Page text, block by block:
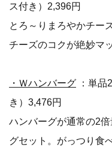
ス付き）2,396円
とろ～りまろやかチー
チーズのコクが絶妙マ
・Ｗハンバーグ ：単品
き）3,476円
ハンバーグが通常の2
グセット。がっつり食